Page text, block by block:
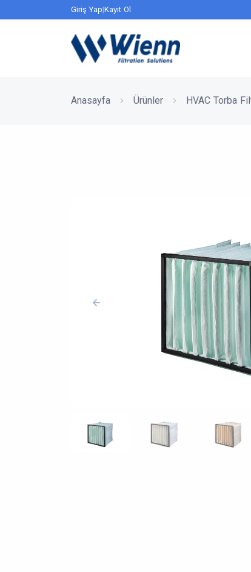
Giriş Yap|Kayıt Ol
Anasayfa Ürünler HVAC Torba